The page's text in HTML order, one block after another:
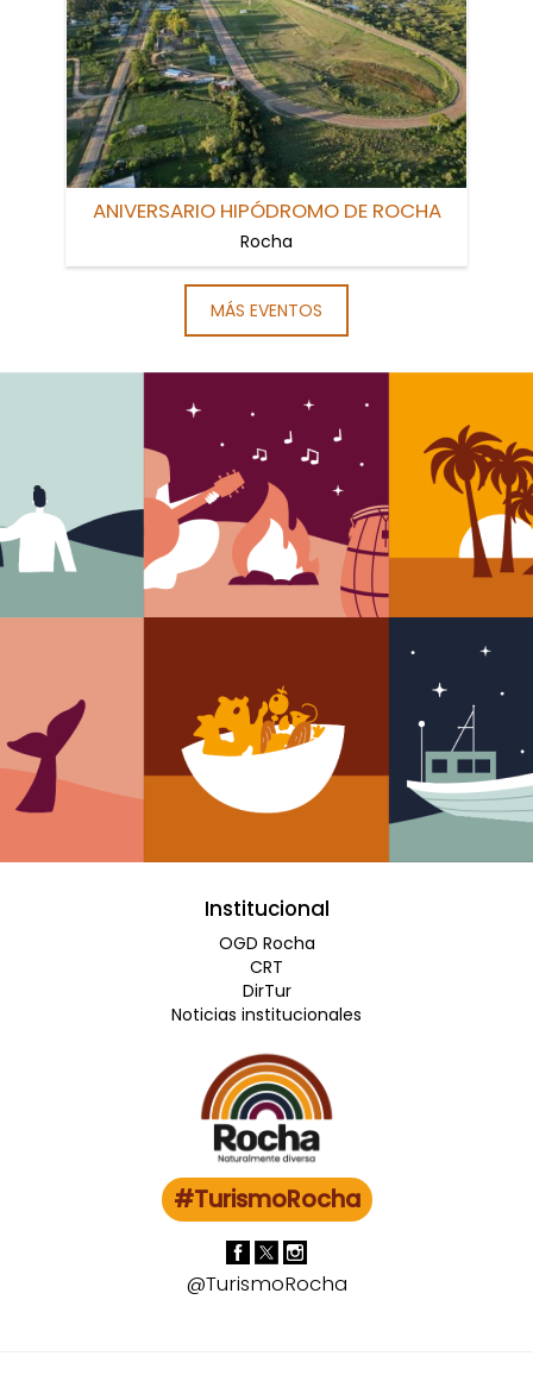
ANIVERSARIO HIPÓDROMO DE ROCHA
Rocha
MÁS EVENTOS
Institucional
OGD Rocha
CRT
DirTur
Noticias institucionales
#TurismoRocha
@TurismoRocha